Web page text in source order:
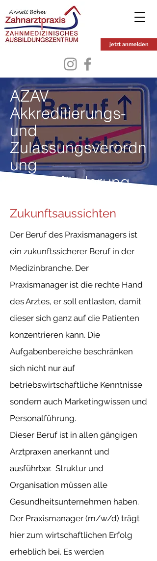
jetzt anmelden
AZAV
Akkreditierungs-
und
Zulassungsverordn
ung
Arbeitsförderung
Zukunftsaussichten
Der Beruf des Praxismanagers ist
ein zukunftssicherer Beruf in der
Medizinbranche. Der
Praxismanager ist die rechte Hand
des Arztes, er soll entlasten, damit
dieser sich ganz auf die Patienten
konzentrieren kann. Die
Aufgabenbereiche beschränken
sich nicht nur auf
betriebswirtschaftliche Kenntnisse
sondern auch Marketingwissen und
Personalführung.
Dieser Beruf ist in allen gängigen
Arztpraxen anerkannt und
ausführbar. Struktur und
Organisation müssen alle
Gesundheitsunternehmen haben.
Der Praxismanager (m/w/d) trägt
hier zum wirtschaftlichen Erfolg
erheblich bei. Es werden